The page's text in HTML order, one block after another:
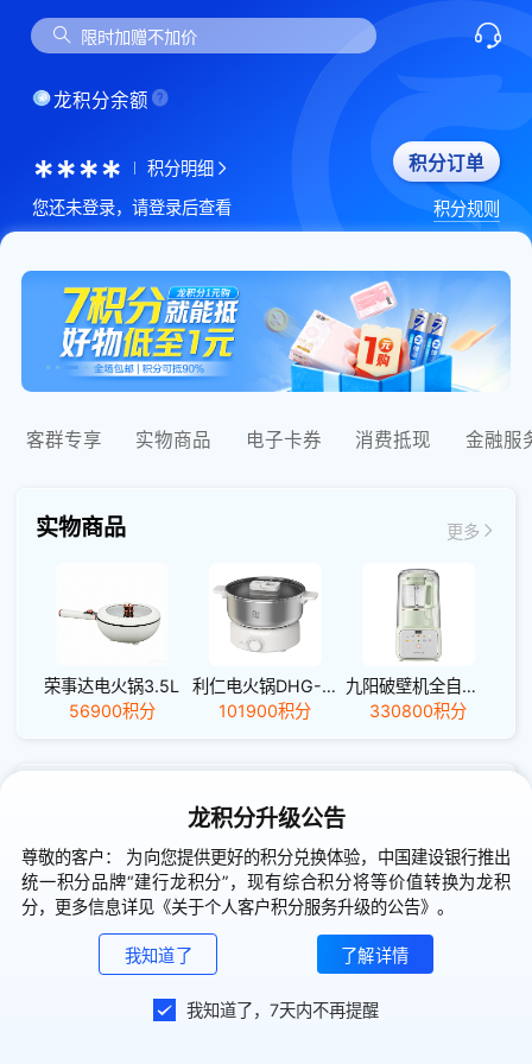
星巴克
限时加赠不加价
龙积分余额
**** 积分明细 积分订单
您还未登录，请登录后查看 积分规则
客群专享 实物商品 电子卡券 消费抵现 金融服
实物商品 更多
荣事达电火锅3.5L
56900积分
利仁电火锅DHG-180F
101900积分
九阳破壁机全自动家用豆浆机P919Pro
330800积分
微信立减金5元(满50元可用)
3800积分
建行京东专区权益金50元
35000积分
龙积分升级公告
尊敬的客户： 为向您提供更好的积分兑换体验，中国建设银行推出
统一积分品牌“建行龙积分”，现有综合积分将等价值转换为龙积
分，更多信息详见《关于个人客户积分服务升级的公告》。
我知道了 了解详情
我知道了，7天内不再提醒